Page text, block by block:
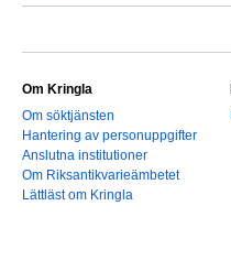
Om Kringla
Om söktjänsten
Hantering av personuppgifter
Anslutna institutioner
Om Riksantikvarieämbetet
Lättläst om Kringla